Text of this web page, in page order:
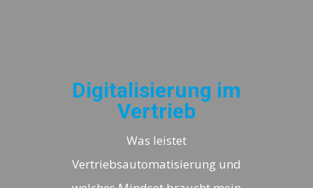
Digitalisierung im
Vertrieb
Was leistet
Vertriebsautomatisierung und